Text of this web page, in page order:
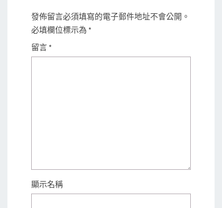
發佈留言必須填寫的電子郵件地址不會公開。
必填欄位標示為 *
留言 *
顯示名稱